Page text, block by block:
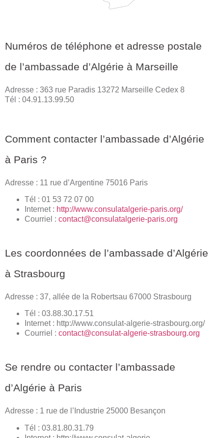
Numéros de téléphone et adresse postale
de l’ambassade d’Algérie à Marseille
Adresse : 363 rue Paradis 13272 Marseille Cedex 8
Tél : 04.91.13.99.50
Comment contacter l’ambassade d’Algérie
à Paris ?
Adresse : 11 rue d’Argentine 75016 Paris
Tél : 01 53 72 07 00
Internet : http://www.consulatalgerie-paris.org/
Courriel : contact@consulatalgerie-paris.org
Les coordonnées de l’ambassade d’Algérie
à Strasbourg
Adresse : 37, allée de la Robertsau 67000 Strasbourg
Tél : 03.88.30.17.51
Internet : http://www.consulat-algerie-strasbourg.org/
Courriel : contact@consulat-algerie-strasbourg.org
Se rendre ou contacter l’ambassade
d’Algérie à Paris
Adresse : 1 rue de l’Industrie 25000 Besançon
Tél : 03.81.80.31.79